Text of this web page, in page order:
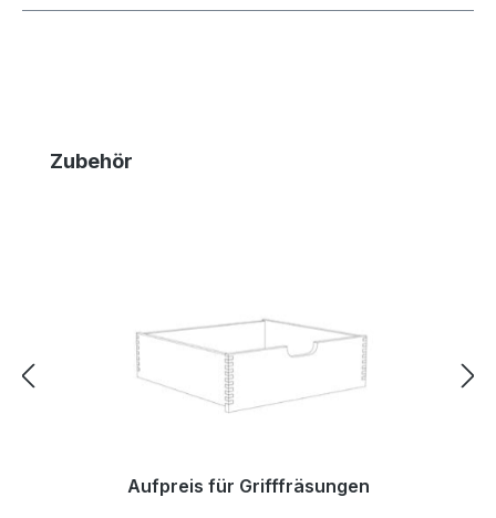
Produktgalerie überspringen
Zubehör
Aufpreis für Grifffräsungen